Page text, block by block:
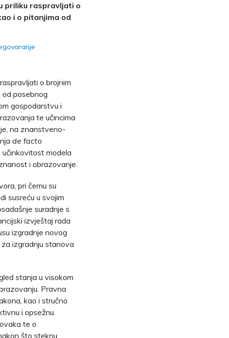
priliku raspravljati o
i o pitanjima od
o brojnim
posebnog
gospodarstvu i
te učincima
na znanstveno-
de facto
učinkovitost modela
i obrazovanje.
pri čemu su
susreću u svojim
suradnje s
izvještaj rada
izgradnje novog
izgradnju stanova
stanja u visokom
Pravna
kao i stručno
i opsežnu
te o
što steknu